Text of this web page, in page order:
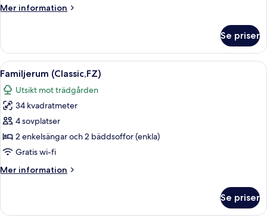
Partial
Mer information
Mer
-
balkong
(Classic,
Partial
Sea
View,FZM)
Se priser
Öppna
alla
foton
för
Familjerum
(Classic,FZ)
Ett hotellrum med en säng, ett
17
Familjerum (Classic,FZ)
Utsikt mot trädgården
34 kvadratmeter
4 sovplatser
2 enkelsängar och 2 bäddsoffor (enkla)
Gratis wi-fi
Mer information
Mer
(Classic,FZ)
Se priser